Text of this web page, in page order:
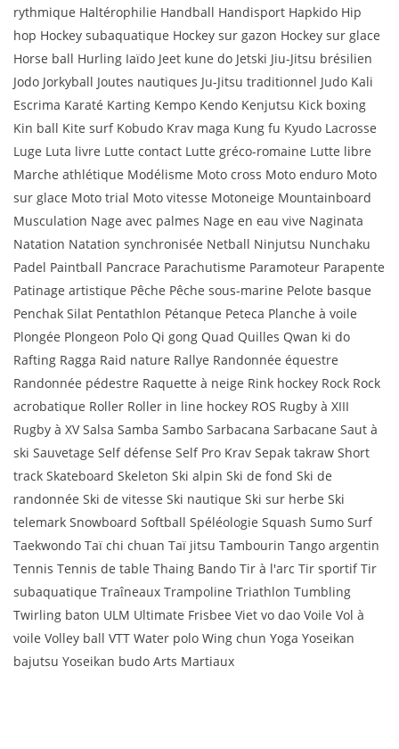
rythmique Haltérophilie Handball Handisport Hapkido Hip
hop Hockey subaquatique Hockey sur gazon Hockey sur glace
Horse ball Hurling Iaïdo Jeet kune do Jetski Jiu-Jitsu brésilien
Jodo Jorkyball Joutes nautiques Ju-Jitsu traditionnel Judo Kali
Escrima Karaté Karting Kempo Kendo Kenjutsu Kick boxing
Kin ball Kite surf Kobudo Krav maga Kung fu Kyudo Lacrosse
Luge Luta livre Lutte contact Lutte gréco-romaine Lutte libre
Marche athlétique Modélisme Moto cross Moto enduro Moto
sur glace Moto trial Moto vitesse Motoneige Mountainboard
Musculation Nage avec palmes Nage en eau vive Naginata
Natation Natation synchronisée Netball Ninjutsu Nunchaku
Padel Paintball Pancrace Parachutisme Paramoteur Parapente
Patinage artistique Pêche Pêche sous-marine Pelote basque
Penchak Silat Pentathlon Pétanque Peteca Planche à voile
Plongée Plongeon Polo Qi gong Quad Quilles Qwan ki do
Rafting Ragga Raid nature Rallye Randonnée équestre
Randonnée pédestre Raquette à neige Rink hockey Rock Rock
acrobatique Roller Roller in line hockey ROS Rugby à XIII
Rugby à XV Salsa Samba Sambo Sarbacana Sarbacane Saut à
ski Sauvetage Self défense Self Pro Krav Sepak takraw Short
track Skateboard Skeleton Ski alpin Ski de fond Ski de
randonnée Ski de vitesse Ski nautique Ski sur herbe Ski
telemark Snowboard Softball Spéléologie Squash Sumo Surf
Taekwondo Taï chi chuan Taï jitsu Tambourin Tango argentin
Tennis Tennis de table Thaing Bando Tir à l'arc Tir sportif Tir
subaquatique Traîneaux Trampoline Triathlon Tumbling
Twirling baton ULM Ultimate Frisbee Viet vo dao Voile Vol à
voile Volley ball VTT Water polo Wing chun Yoga Yoseikan
bajutsu Yoseikan budo Arts Martiaux